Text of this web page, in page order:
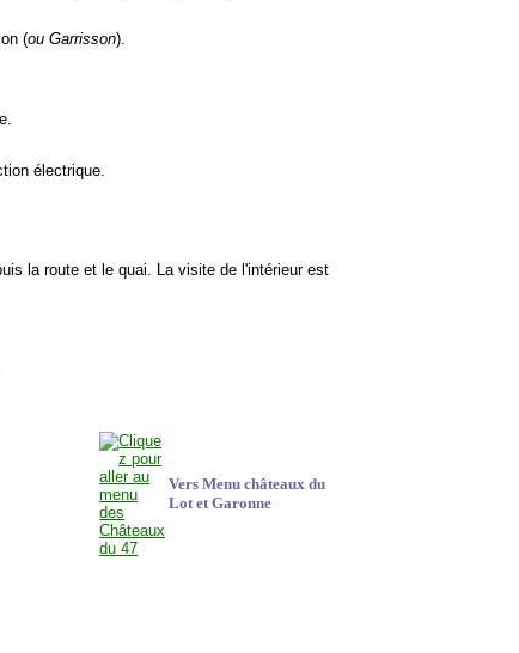
(ou Garrisson).
électrique.
la route et le quai. La visite de l'intérieur est
Vers Menu châteaux du
Lot et Garonne